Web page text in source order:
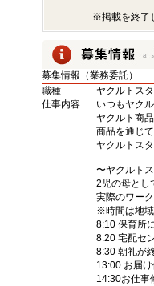
※掲載を終了
募集情報（業務委託）
職種
ヤクルトス
仕事内容
いつもヤク
ヤクルト商
商品を通じ
ヤクルトス
〜ヤクルト
2児の母とし
実際のワー
※時間は地域
8:10 保育所
8:20 宅配セ
8:30 朝礼が
13:00 お届
14:30お仕事